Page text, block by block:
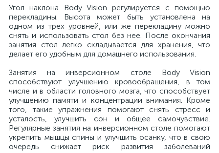
Угол наклона Body Vision регулируется с помощью
перекладины. Высота может быть установлена на
одном из трех уровней, или же перекладину можно
снять и использовать стол без нее. После окончания
занятия стол легко складывается для хранения, что
делает его удобным для домашнего использования.
Занятия на инверсионном столе Body Vision
способствуют улучшению кровообращения, в том
числе и в области головного мозга, что способствует
улучшению памяти и концентрации внимания. Кроме
того, такие упражнения помогают снять стресс и
усталость, улучшить сон и общее самочувствие.
Регулярные занятия на инверсионном столе помогают
укрепить мышцы спины и улучшить осанку, что в свою
очередь снижает риск развития заболеваний